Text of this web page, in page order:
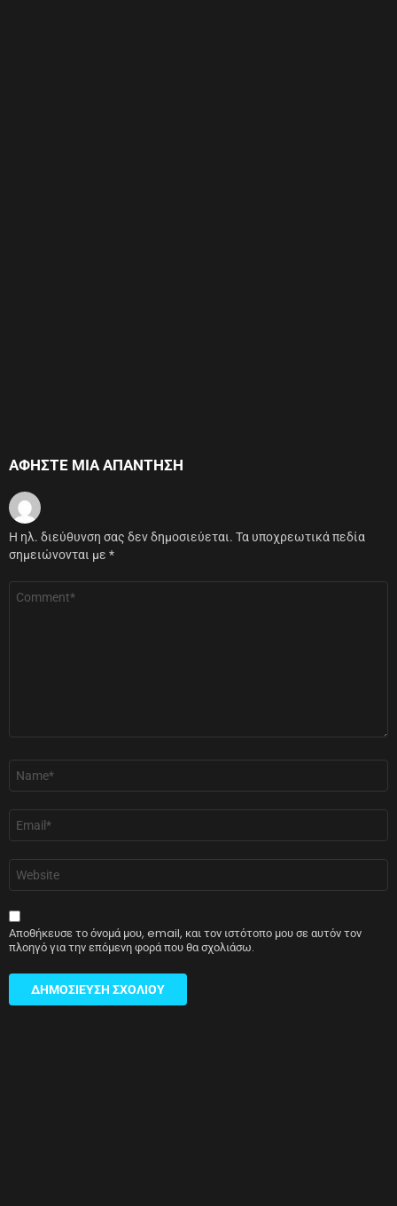
ΑΦΉΣΤΕ ΜΙΑ ΑΠΆΝΤΗΣΗ
Η ηλ. διεύθυνση σας δεν δημοσιεύεται. Τα υποχρεωτικά πεδία
σημειώνονται με *
Σχόλιο
Όνομα
Email
Ιστότοπος
Αποθήκευσε το όνομά μου, email, και τον ιστότοπο μου σε αυτόν τον
πλοηγό για την επόμενη φορά που θα σχολιάσω.